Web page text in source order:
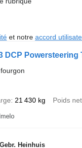
et notre accord
DCP Powersteering
21 430 kg Poids
Heinhuis